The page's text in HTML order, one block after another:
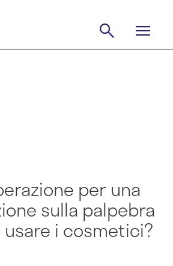
per una
sulla palpebra
i cosmetici?